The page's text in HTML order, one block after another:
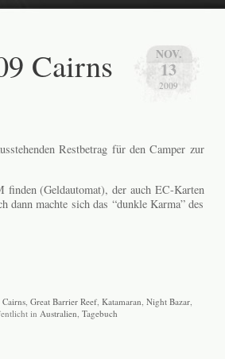
NOV.
13
2009
Cairns
Restbetrag für den Camper zur
(Geldautomat), der auch EC-Karten
dann machte sich das “dunkle Karma” des
Cairns, Great Barrier Reef, Katamaran Night Bazar,
in Australien Tagebuch